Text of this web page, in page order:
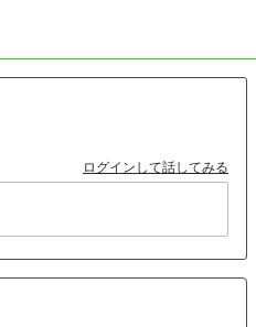
ログインして話してみる